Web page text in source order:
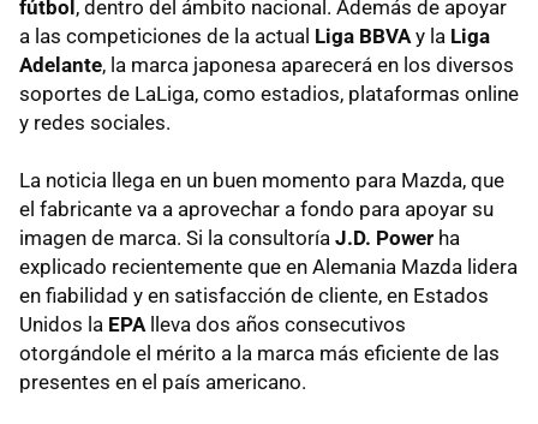
fútbol , dentro del ámbito nacional. Además de apoyar
a las competiciones de la actual Liga BBVAy la Liga
Adelante, la marca japonesa aparecerá en los diversos
soportes de LaLiga, como estadios, plataformas online
y redes sociales.
La noticia llega en un buen momento para Mazda, que
el fabricante va a aprovechar a fondo para apoyar su
imagen de marca. Si la consultoría J.D. Power ha
explicado recientemente que en Alemania Mazda lidera
en fiabilidad y en satisfacción de cliente, en Estados
Unidos la EPAlleva dos años consecutivos
otorgándole el mérito a la marca más eficiente de las
presentes en el país americano.